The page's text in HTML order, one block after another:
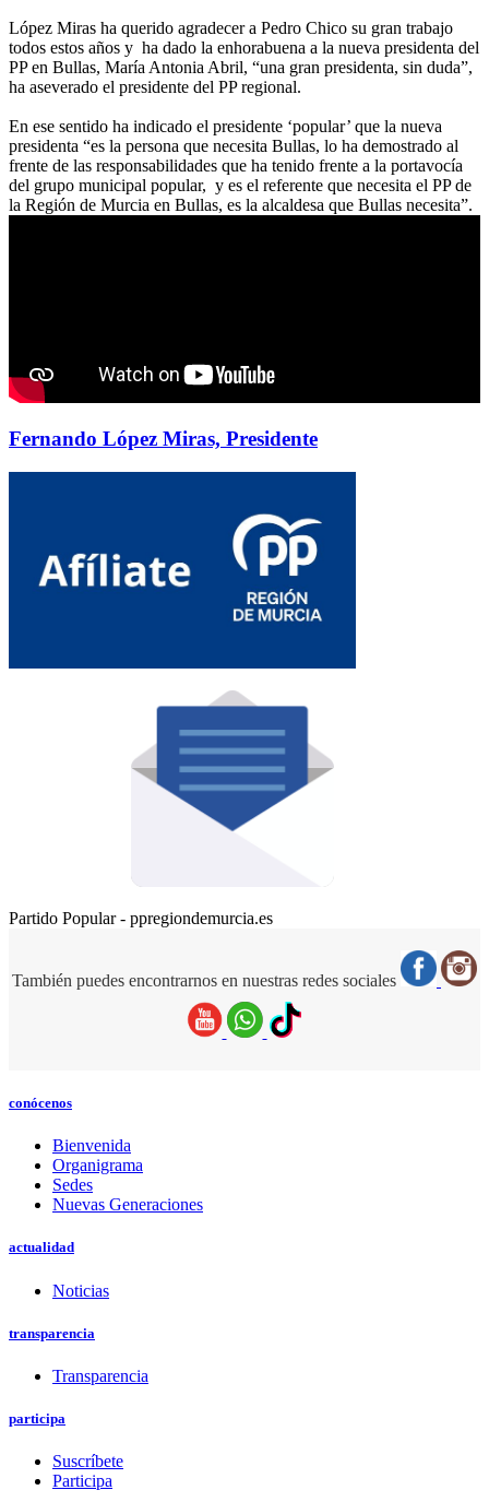
López Miras ha querido agradecer a Pedro Chico su gran trabajo
todos estos años y ha dado la enhorabuena a la nueva presidenta del
PP en Bullas, María Antonia Abril, “una gran presidenta, sin duda”,
ha aseverado el presidente del PP regional.
En ese sentido ha indicado el presidente ‘popular’ que la nueva
presidenta “es la persona que necesita Bullas, lo ha demostrado al
frente de las responsabilidades que ha tenido frente a la portavocía
del grupo municipal popular, y es el referente que necesita el PP de
la Región de Murcia en Bullas, es la alcaldesa que Bullas necesita”.
Fernando López Miras, Presidente
Partido Popular - ppregiondemurcia.es
También puedes encontrarnos en nuestras redes sociales
conócenos
Bienvenida
Organigrama
Sedes
Nuevas Generaciones
actualidad
Noticias
transparencia
Transparencia
participa
Suscríbete
Participa